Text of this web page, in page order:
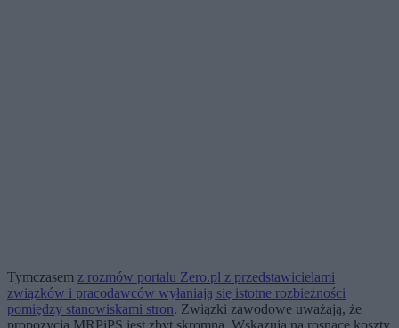
Tymczasem z rozmów portalu Zero.pl z przedstawicielami
związków i pracodawców wyłaniają się istotne rozbieżności
pomiędzy stanowiskami stron. Związki zawodowe uważają, że
propozycja MRPiPS jest zbyt skromna. Wskazują na rosnące koszty